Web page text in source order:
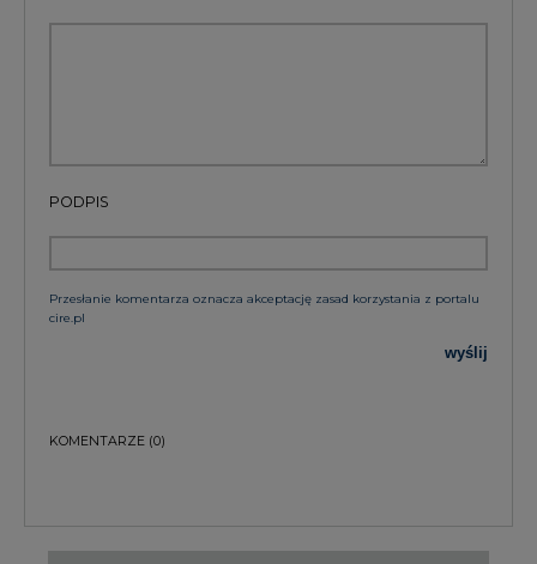
PODPIS
Przesłanie komentarza oznacza akceptację zasad korzystania z portalu
cire.pl
wyślij
KOMENTARZE (0)